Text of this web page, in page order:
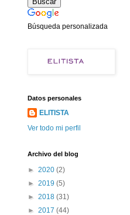
Búsqueda personalizada
Datos personales
ELITISTA
Ver todo mi perfil
Archivo del blog
► 2020 (2)
► 2019 (5)
► 2018 (31)
► 2017 (44)